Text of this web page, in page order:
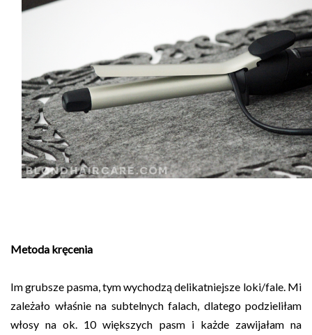
Metoda kręcenia
Im grubsze pasma, tym wychodzą delikatniejsze loki/fale. Mi
zależało właśnie na subtelnych falach, dlatego podzieliłam
włosy na ok. 10 większych pasm i każde zawijałam na